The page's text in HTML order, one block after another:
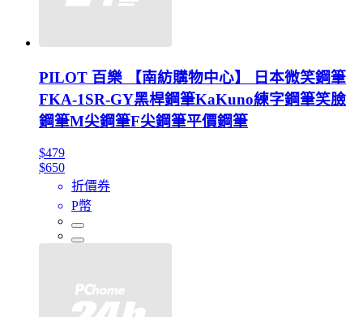
PILOT 百樂 【南紡購物中心】 日本微笑鋼筆
FKA-1SR-GY黑桿鋼筆KaKuno練字鋼筆笑臉
鋼筆M尖鋼筆F尖鋼筆平價鋼筆
$479
$650
折價券
P幣